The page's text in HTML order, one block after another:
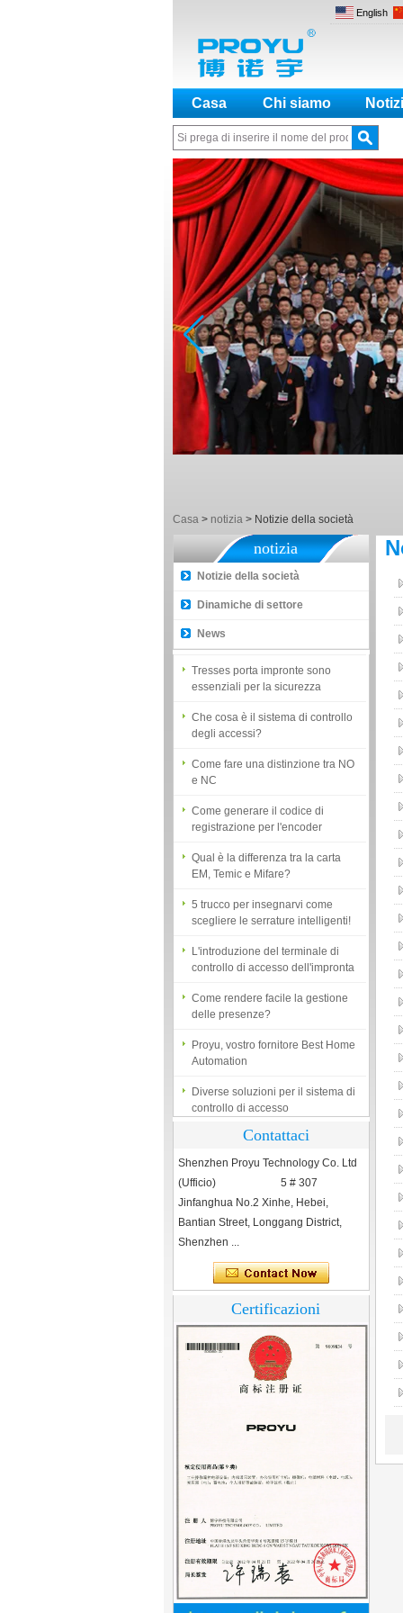
English
Casa Chi siamo
Parole chiave interessanti:Serratura hotel,
Casa > notizia > Notizie della società
notizia
Notizie della società
Dinamiche di settore
News
Come fare una distinzione tra NO
e NC
Come generare il codice di
registrazione per l'encoder
Qual è la differenza tra la carta
EM, Temic e Mifare?
5 trucco per insegnarvi come
scegliere le serrature intelligenti!
Come rendere facile la gestione
Proyu, vostro fornitore Best Home
Automation
Diverse soluzioni per il sistema di
essenziali per la sicurezza
degli accessi?
e NC
registrazione per l'encoder
EM, Temic e Mifare?
scegliere le serrature intelligenti!
controllo di accesso dell'impronta
digitale
delle presenze?
Automation
controllo di accesso
essenziali per la sicurezza
Che cosa è il sistema di controllo
degli accessi?
Contattaci
Shenzhen Proyu Technology Co. Ltd
(Ufficio) 5 # 307
Jinfanghua No.2 Xinhe, Hebei,
Bantian Street, Longgang District,
Shenzhen ...
Certificazioni
Home Security